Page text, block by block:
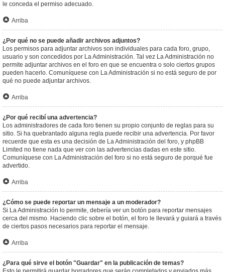
le conceda el permiso adecuado.
Arriba
¿Por qué no se puede añadir archivos adjuntos?
Los permisos para adjuntar archivos son individuales para cada foro, grupo,
usuario y son concedidos por La Administración. Tal vez La Administración no
permite adjuntar archivos en el foro en que se encuentra o solo ciertos grupos
pueden hacerlo. Comuníquese con La Administración si no está seguro de por
qué no puede adjuntar archivos.
Arriba
¿Por qué recibí una advertencia?
Los administradores de cada foro tienen su propio conjunto de reglas para su
sitio. Si ha quebrantado alguna regla puede recibir una advertencia. Por favor
recuerde que esta es una decisión de La Administración del foro, y phpBB
Limited no tiene nada que ver con las advertencias dadas en este sitio.
Comuníquese con La Administración del foro si no está seguro de porqué fue
advertido.
Arriba
¿Cómo se puede reportar un mensaje a un moderador?
Si La Administración lo permite, debería ver un botón para reportar mensajes
cerca del mismo. Haciendo clic sobre el botón, el foro le llevará y guiará a través
de ciertos pasos necesarios para reportar el mensaje.
Arriba
¿Para qué sirve el botón "Guardar" en la publicación de temas?